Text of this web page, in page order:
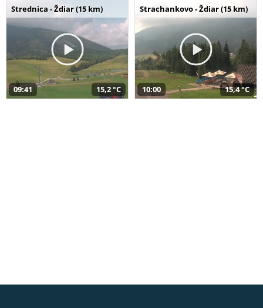
Strednica - Ždiar (15 km)
09:41 15,2 °C
Strachankovo - Ždiar (15 km)
10:00 15,4 °C